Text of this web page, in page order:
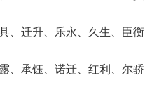
、迁升、乐永、久生、臣衡
、承钰、诺迁、红利、尔骄